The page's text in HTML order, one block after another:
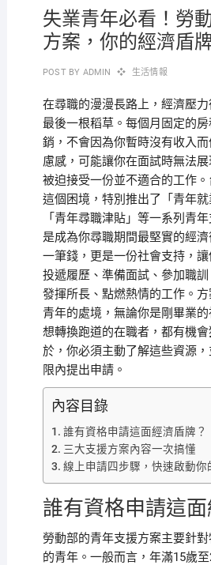
失業青年必看！勞
方案，你的經濟盾
POST BY ADMIN 生活情報
在尋職的漫漫長路上，經濟壓
最後一根稻草。每個月固定的
銷，不會因為你暫時沒有收入
慮感，可能讓你在面試時無法
被迫接受一份並不適合的工作
這個困境，特別推出了「青年就
「青年尋職津貼」等一系列青
是成為你尋職期間最堅實的經
一筆錢，更是一份社會支持，
投遞履歷、準備面試、參加職
發揮所長、點燃熱情的工作。
青年的處境，無論你是剛畢業
想轉換跑道的在職者，都有機
於，你必須主動了解這些資源
限內提出申請。
內容目錄
誰有資格申請這面經濟盾牌？
三大支援方案內容一次搞懂
線上申請四步驟，快速啟動你
誰有資格申請這面
勞動部的青年支援方案主要針
的青年。一般而言，年滿15歲